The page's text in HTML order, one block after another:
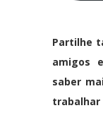
Partilhe
amigos
saber
trabalhar